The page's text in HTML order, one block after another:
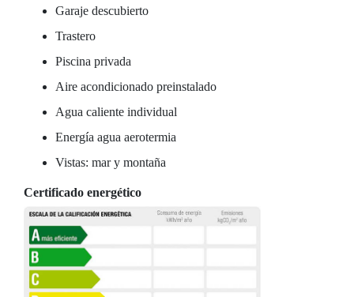
Garaje descubierto
Trastero
Piscina privada
Aire acondicionado preinstalado
Agua caliente individual
Energía agua aerotermia
Vistas: mar y montaña
Certificado energético